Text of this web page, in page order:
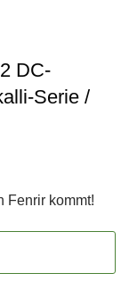
DC-
Serie /
Fenrir kommt!